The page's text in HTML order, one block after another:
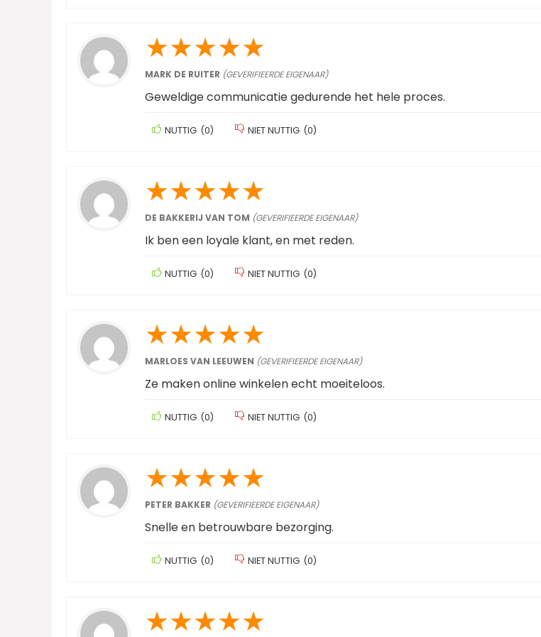
★★★★★
MARK DE RUITER (GEVERIFIEERDE EIGENAAR)
Geweldige communicatie gedurende het hele proces.
NUTTIG (0) NIET NUTTIG (0)
★★★★★
DE BAKKERIJ VAN TOM (GEVERIFIEERDE EIGENAAR)
Ik ben een loyale klant, en met reden.
NUTTIG (0) NIET NUTTIG (0)
★★★★★
MARLOES VAN LEEUWEN (GEVERIFIEERDE EIGENAAR)
Ze maken online winkelen echt moeiteloos.
NUTTIG (0) NIET NUTTIG (0)
★★★★★
PETER BAKKER (GEVERIFIEERDE EIGENAAR)
Snelle en betrouwbare bezorging.
NUTTIG (0) NIET NUTTIG (0)
★★★★★